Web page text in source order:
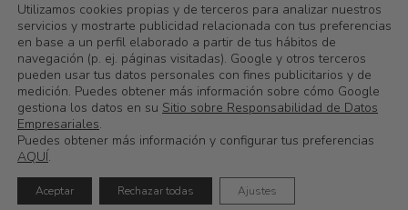
Subtotal: 0,00€
Otoño/invierno
©2026Calzadoslobo
Utilizamos cookies propias y de terceros para analizar nuestros
servicios y mostrarte publicidad relacionada con tus preferencias
en base a un perfil elaborado a partir de tus hábitos de
navegación (p. ej. páginas visitadas). Google y otros terceros
pueden usar tus datos personales con fines publicitarios y de
medición. Puedes obtener más información sobre cómo Google
gestiona los datos en su Sitio sobre Responsabilidad de Datos
Empresariales.
Puedes obtener más información y configurar tus preferencias
AQUÍ.
Aceptar Rechazar todas Ajustes